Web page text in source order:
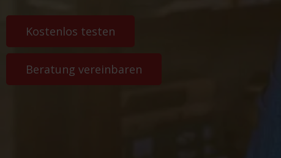
Kostenlos testen
Beratung vereinbaren